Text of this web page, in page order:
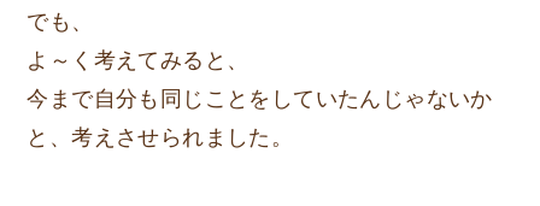
でも、
よ～く考えてみると、
今まで自分も同じことをしていたんじゃないか
と、考えさせられました。